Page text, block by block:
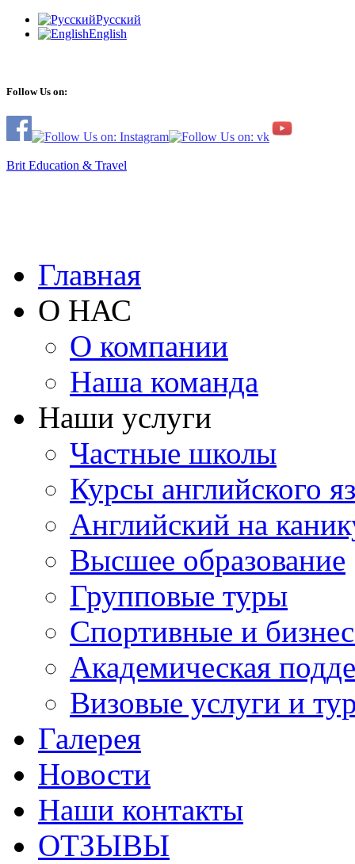
Русский
English
Follow Us on:
Brit Education & Travel
Главная
О НАС
О компании
Наша команда
Наши услуги
Частные школы
Курсы английского
Английский на
Высшее образование
Групповые туры
Спортивные и
Академическая
Визовые услуги и
Галерея
Новости
Наши контакты
ОТЗЫВЫ